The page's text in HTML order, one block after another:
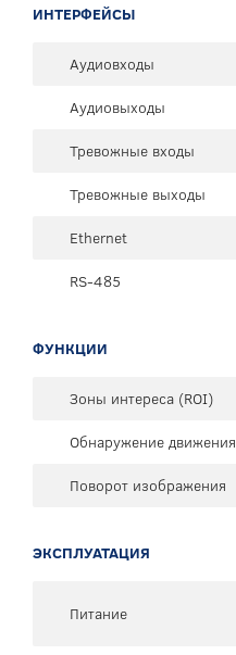
ИНТЕРФЕЙСЫ
Аудиовходы
Аудиовыходы
Тревожные входы
Тревожные выходы
Ethernet
RS-485
ФУНКЦИИ
Зоны интереса (ROI)
Обнаружение движения
Поворот изображения
ЭКСПЛУАТАЦИЯ
Питание